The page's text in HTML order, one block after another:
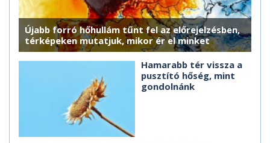
Újabb forró hőhullám tűnt fel az előrejelzésben,
térképeken mutatjuk, mikor ér el minket
Hamarabb tér vissza a
pusztító hőség, mint
gondolnánk